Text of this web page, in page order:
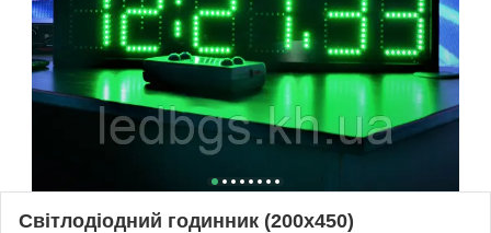
Світлодіодний годинник (200х450)